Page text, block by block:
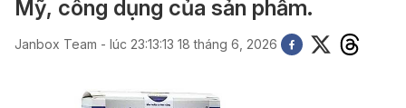
Mỹ, công dụng của sản phẩm.
Janbox Team - lúc 23:13:13 18 tháng 6, 2026